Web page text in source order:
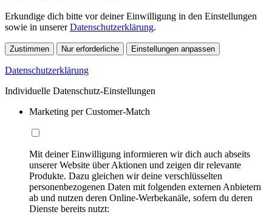
Erkundige dich bitte vor deiner Einwilligung in den Einstellungen
sowie in unsererDatenschutzerklärung.
Zustimmen Nur erforderliche Einstellungen anpassen
Datenschutzerklärung
Individuelle Datenschutz-Einstellungen
Marketing per Customer-Match
Mit deiner Einwilligung informieren wir dich auch abseits
unserer Website über Aktionen und zeigen dir relevante
Produkte. Dazu gleichen wir deine verschlüsselten
personenbezogenen Daten mit folgenden externen Anbietern
ab und nutzen deren Online-Werbekanäle, sofern du deren
Dienste bereits nutzt: